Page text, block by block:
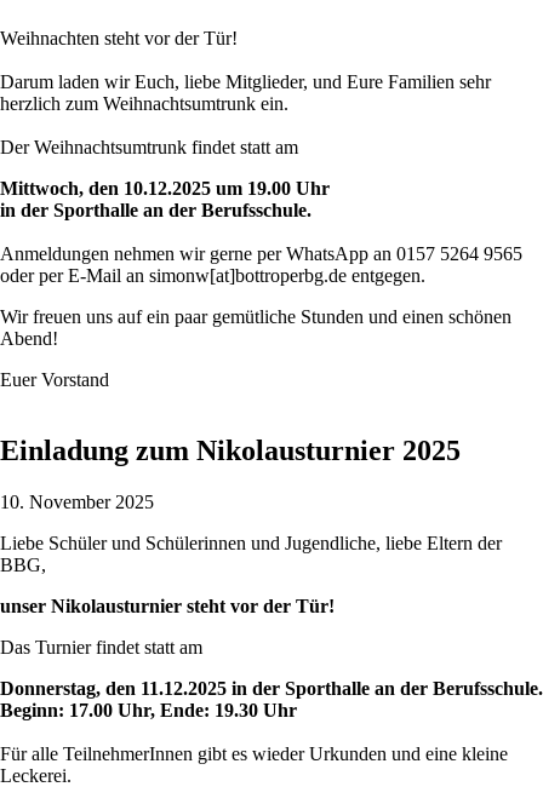
Weihnachten steht vor der Tür!
Darum laden wir Euch, liebe Mitglieder, und Eure Familien sehr
herzlich zum Weihnachtsumtrunk ein.
Der Weihnachtsumtrunk findet statt am
Mittwoch, den 10.12.2025 um 19.00 Uhr
in der Sporthalle an der Berufsschule.
Anmeldungen nehmen wir gerne per WhatsApp an 0157 5264 9565
oder per E-Mail an simonw[at]bottroperbg.de entgegen.
Wir freuen uns auf ein paar gemütliche Stunden und einen schönen
Abend!
Euer Vorstand
Einladung zum Nikolausturnier 2025
10. November 2025
Liebe Schüler und Schülerinnen und Jugendliche, liebe Eltern der
BBG,
unser Nikolausturnier steht vor der Tür!
Das Turnier findet statt am
Donnerstag, den 11.12.2025 in der Sporthalle an der Berufsschule.
Beginn: 17.00 Uhr, Ende: 19.30 Uhr
Für alle TeilnehmerInnen gibt es wieder Urkunden und eine kleine
Leckerei.